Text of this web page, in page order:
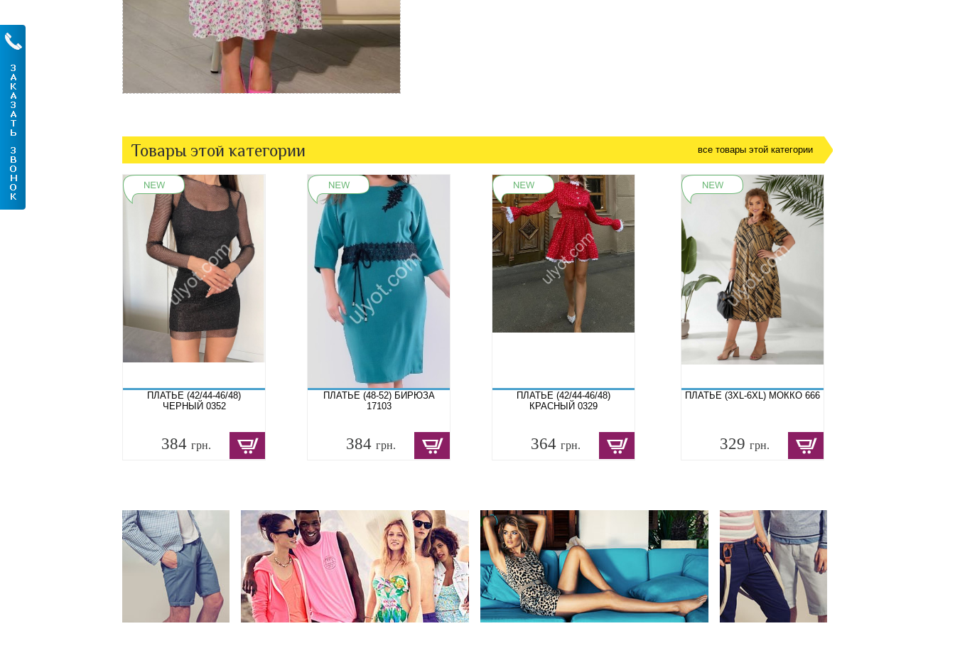
Товары этой категории все товары этой категории
ПЛАТЬЕ (42/44-46/48)
ЧЕРНЫЙ 0352
384 грн.
ПЛАТЬЕ (48-52) БИРЮЗА
17103
384 грн.
ПЛАТЬЕ (42/44-46/48)
КРАСНЫЙ 0329
364 грн.
ПЛАТЬЕ (3XL-6XL) МОККО 666
329 грн.